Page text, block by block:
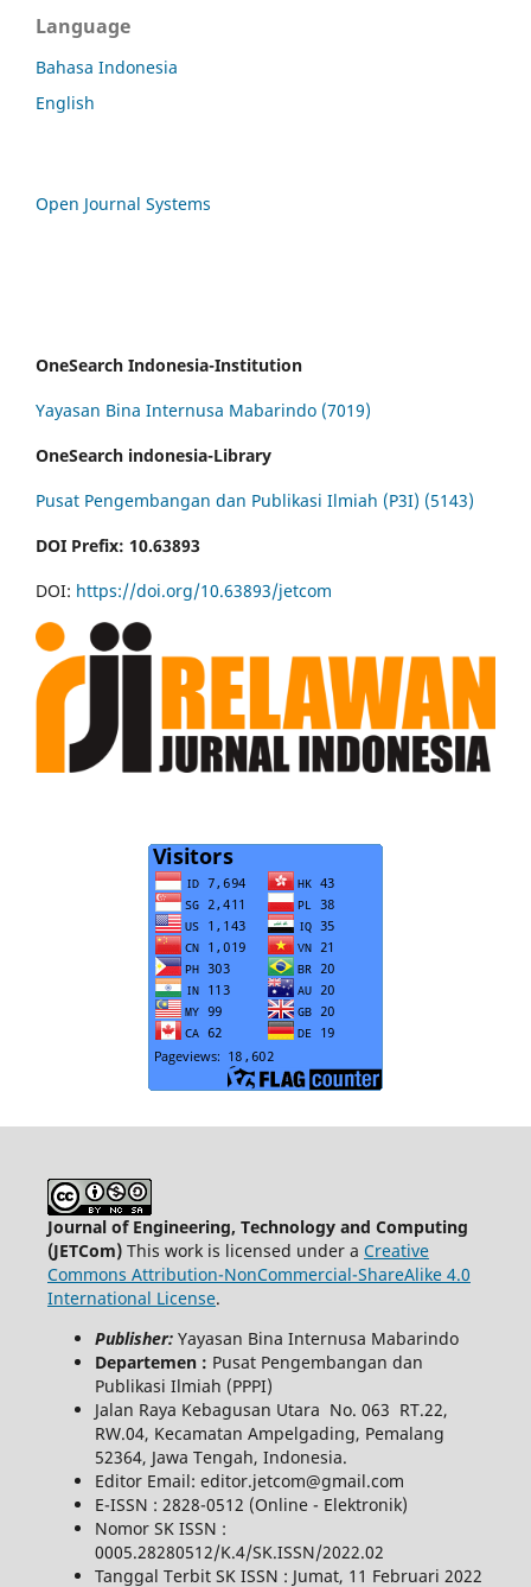
Language
Bahasa Indonesia
English
Open Journal Systems
OneSearch Indonesia-Institution
Yayasan Bina Internusa Mabarindo (7019)
OneSearch indonesia-Library
Pusat Pengembangan dan Publikasi Ilmiah (P3I) (5143)
DOI Prefix: 10.63893
DOI: https://doi.org/10.63893/jetcom
Journal of Engineering, Technology and Computing
(JETCom)This work is licensed under a Creative
Commons Attribution-NonCommercial-ShareAlike 4.0
International License.
Publisher: Yayasan Bina Internusa Mabarindo
Departemen : Pusat Pengembangan dan
Publikasi Ilmiah (PPPI)
Jalan Raya Kebagusan Utara No. 063 RT.22,
RW.04, Kecamatan Ampelgading, Pemalang
52364, Jawa Tengah, Indonesia.
Editor Email: editor.jetcom@gmail.com
E-ISSN : 2828-0512 (Online - Elektronik)
Nomor SK ISSN :
0005.28280512/K.4/SK.ISSN/2022.02
Tanggal Terbit SK ISSN : Jumat, 11 Februari 2022